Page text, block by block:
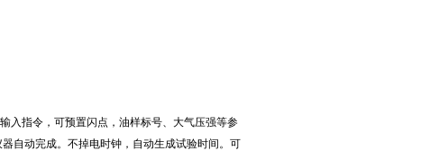
入指令，可预置闪点，油样标号、大气压强等参
自动完成。不掉电时钟，自动生成试验时间。可